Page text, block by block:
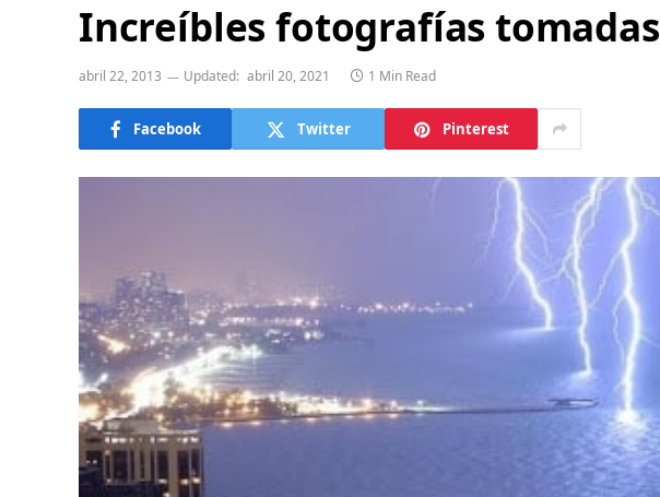
Increíbles fotografías
abril 22, 2013 Updated: abril 20, 2021 1 Min Read
Facebook Twitter Pinterest